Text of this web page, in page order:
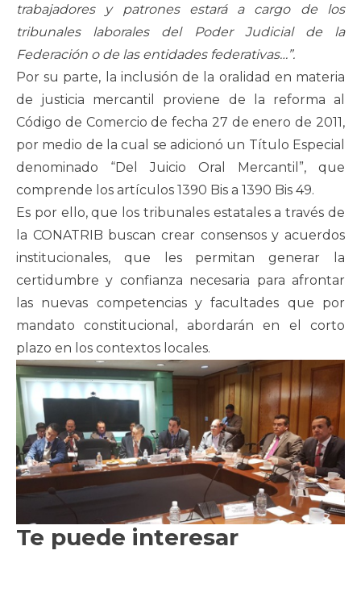
trabajadores y patrones estará a cargo de los
tribunales laborales del Poder Judicial de la
Federación o de las entidades federativas…”.
Por su parte, la inclusión de la oralidad en materia
de justicia mercantil proviene de la reforma al
Código de Comercio de fecha 27 de enero de 2011,
por medio de la cual se adicionó un Título Especial
denominado “Del Juicio Oral Mercantil”, que
comprende los artículos 1390 Bis a 1390 Bis 49.
Es por ello, que los tribunales estatales a través de
la CONATRIB buscan crear consensos y acuerdos
institucionales, que les permitan generar la
certidumbre y confianza necesaria para afrontar
las nuevas competencias y facultades que por
mandato constitucional, abordarán en el corto
plazo en los contextos locales.
Te puede interesar